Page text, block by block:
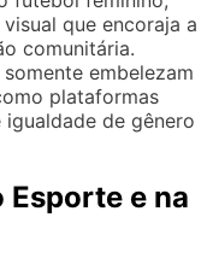
que encoraja a
comunitária.
embelezam
plataformas
de gênero
Esporte e na